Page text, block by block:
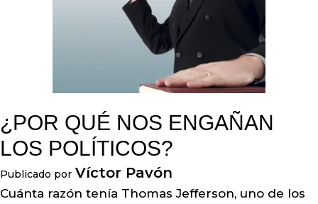
¿POR QUÉ NOS ENGAÑAN
LOS POLÍTICOS?
Publicado por Víctor Pavón
Cuánta razón tenía Thomas Jefferson, uno de los